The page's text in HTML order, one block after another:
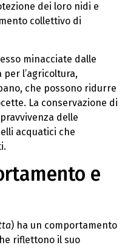
dei loro nidi e
collettivo di
minacciate dalle
l’agricoltura,
che possono ridurre
La conservazione di
delle
acquatici che
e
) ha un comportamento
riflettono il suo